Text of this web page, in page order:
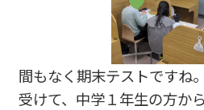
521-113 #亀岡市 #大井町 #
間もなく期末テストですね
受けて、中学１年生の方か